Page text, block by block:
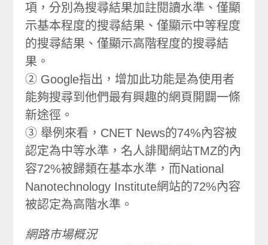
項，分別為搜尋結果加註閱讀水準、僅顯
示基本程度的搜尋結果、僅顯示中等程度
的搜尋結果、僅顯示高階程度的搜尋結
果。
② Google指出，增加此功能是為使用者
能夠搜尋到他們最有興趣的網頁開闢一條
新途徑。
③ 舉例來看，CNET News的74%內容被
認定為中等水準，名人誹聞網站TMZ的內
容72%被歸類在基本水準，而National
Nanotechnology Institute網站的72%內容
被認定為高階水準。
網路市場概況